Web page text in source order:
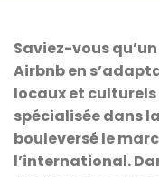
Saviez-vous
Airbnb en
locaux et
spécialisée dans
bouleversé le
l’international.